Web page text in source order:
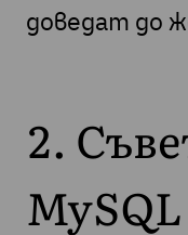
доведат до
2.